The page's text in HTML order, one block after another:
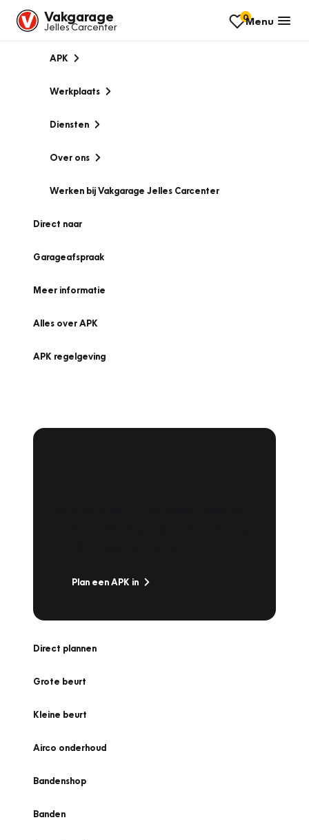
Vakgarage
Jelles Carcenter
0Menu
APK
Werkplaats
Diensten
Over ons
Werken bij Vakgarage Jelles Carcenter
Direct naar
Garageafspraak
Meer informatie
Alles over APK
APK regelgeving
Plan een APK in
Direct plannen
Grote beurt
Kleine beurt
Airco onderhoud
Bandenshop
Banden